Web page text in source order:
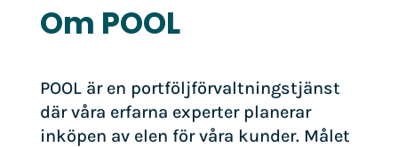
Om POOL
POOL är en portföljförvaltningstjänst
där våra erfarna experter planerar
inköpen av elen för våra kunder. Målet